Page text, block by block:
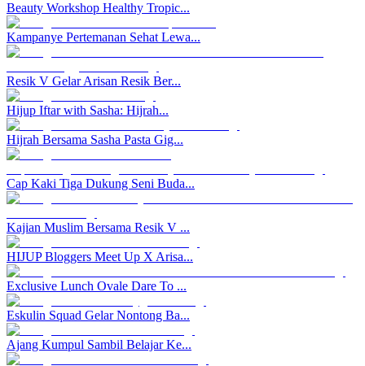
Beauty Workshop Healthy Tropic...
Kampanye Pertemanan Sehat Lewa...
Resik V Gelar Arisan Resik Ber...
Hijup Iftar with Sasha: Hijrah...
Hijrah Bersama Sasha Pasta Gig...
Cap Kaki Tiga Dukung Seni Buda...
Kajian Muslim Bersama Resik V ...
HIJUP Bloggers Meet Up X Arisa...
Exclusive Lunch Ovale Dare To ...
Eskulin Squad Gelar Nontong Ba...
Ajang Kumpul Sambil Belajar Ke...